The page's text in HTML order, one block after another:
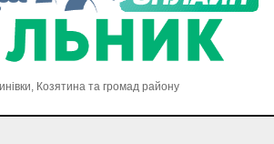
Козятина та громад району